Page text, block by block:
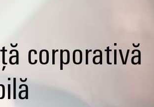
corporativă